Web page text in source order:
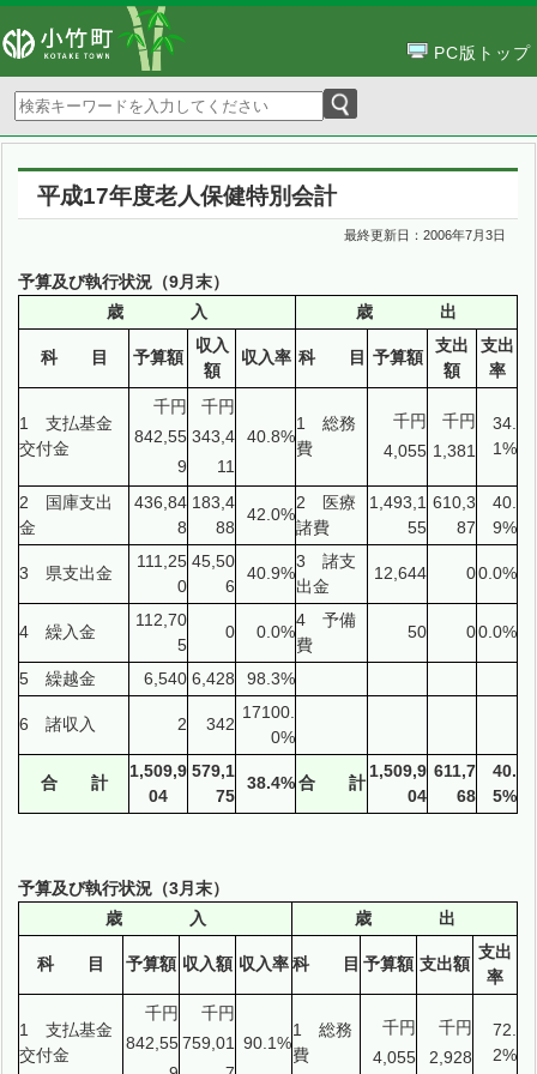
PC版トップ
平成17年度老人保健特別会計
最終更新日：2006年7月3日
予算及び執行状況（9月末）
歳 入
歳 出
科 目 予算額
収入
額
収入率 科 目 予算額
支出
額
支出
率
1 支払基金
交付金
千円
842,55
9
千円
343,4
11
40.8%
1 総務
費
千円
4,055
千円
1,381
34.
1%
2 国庫支出
金
436,84
8
183,4
88
42.0%
2 医療
諸費
1,493,1
55
610,3
87
40.
9%
3 県支出金
111,25
0
45,50
6
40.9%
3 諸支
出金
12,644 00.0%
4 繰入金
112,70
5
0 0.0%
4 予備
費
50 00.0%
5 繰越金 6,540 6,428 98.3%
6 諸収入 2 342
17100.
0%
合 計
1,509,9
04
579,1
75
38.4%合 計
1,509,9
04
611,7
68
40.
5%
予算及び執行状況（3月末）
歳 入
歳 出
科 目 予算額 収入額 収入率 科 目 予算額 支出額
支出
率
1 支払基金
交付金
千円
842,55
千円
759,01
90.1%
1 総務
費
千円
4,055
千円
2,928
72.
2%